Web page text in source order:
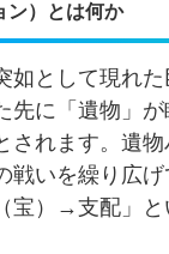
ン）とは何か
如として現れ
先に「遺物」
されます。遺
戦いを繰り広
宝）→支配」と